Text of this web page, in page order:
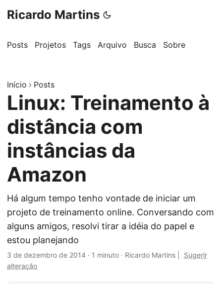
Ricardo Martins
Posts Projetos Tags Arquivo Busca Sobre
Início Posts
Linux: Treinamento à
distância com
instâncias da
Amazon
Há algum tempo tenho vontade de iniciar um
projeto de treinamento online. Conversando com
alguns amigos, resolvi tirar a idéia do papel e
estou planejando
3 de dezembro de 2014 · 1 minuto · Ricardo Martins
Sugerir
alteração